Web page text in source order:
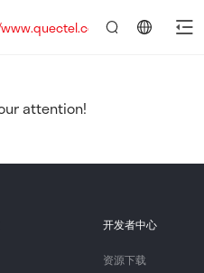
attention!
开发者中心
资源下载